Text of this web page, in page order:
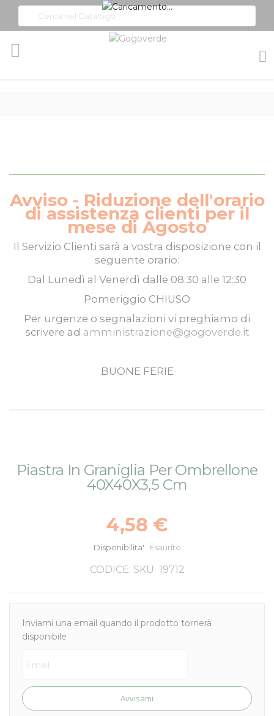
Avviso - Riduzione dell'orario
di assistenza clienti per il
mese di Agosto
Il Servizio Clienti sarà a vostra disposizione con il
seguente orario:
Dal Lunedì al Venerdì dalle 08:30 alle 12:30
Pomeriggio CHIUSO
Per urgenze o segnalazioni vi preghiamo di
scrivere ad amministrazione@gogoverde.it
BUONE FERIE
alla
all'inizio
Piastra In Graniglia Per Ombrellone
40X40X3,5 Cm
4,58 €
Disponibilita' Esaurito
CODICE: SKU 19712
Inviami una email quando il prodotto tornerà
disponibile
Avvisami